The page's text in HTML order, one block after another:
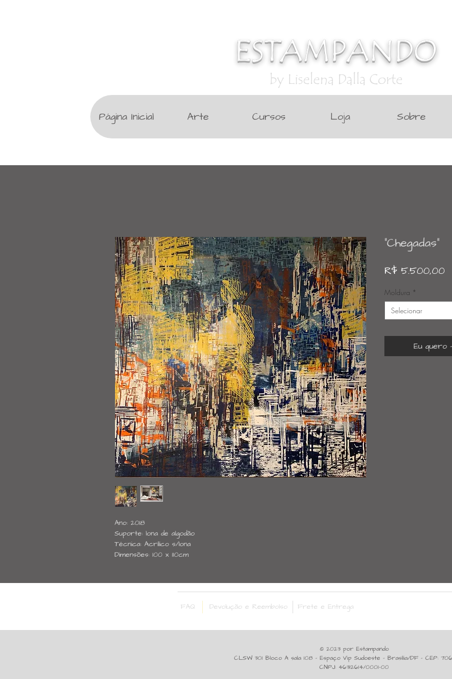
ESTAMPANDO
by Liselena Dalla Corte
Página Inicial Arte Cursos Loja Sobre
Ano: 2018
Suporte: lona de algodão
Técnica: Acrílico s/lona
Dimensões: 100 x 110cm
"Chegadas"
R$ 5.500,00
Moldura *
Selecionar
Eu quero
FAQ Devolução e Reembolso Frete e Entrega
© 2023 por Estampando
CLSW 301 Bloco A sala 108 - Espaço Vip Sudoeste - Brasília/DF - CEP:
CNPJ: 46312614/0001-00